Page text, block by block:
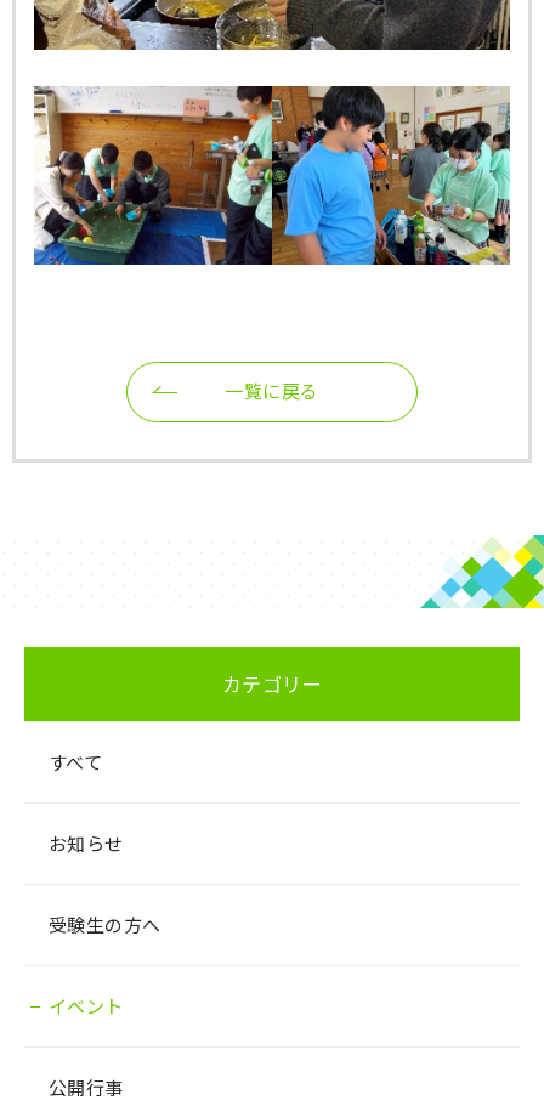
一覧に戻る
カテゴリー
すべて
お知らせ
受験生の方へ
イベント
公開行事